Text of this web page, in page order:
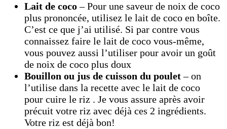
Lait de coco– Pour une saveur de noix de coco
plus prononcée, utilisez le lait de coco en boîte.
C’est ce que j’ai utilisé. Si par contre vous
connaissez faire le lait de coco vous-même,
vous pouvez aussi l’utiliser pour avoir un goût
de noix de coco plus doux
Bouillon ou jus de cuisson du poulet– on
l’utilise dans la recette avec le lait de coco
pour cuire le riz . Je vous assure après avoir
précuit votre riz avec déjà ces 2 ingrédients.
Votre riz est déjà bon!